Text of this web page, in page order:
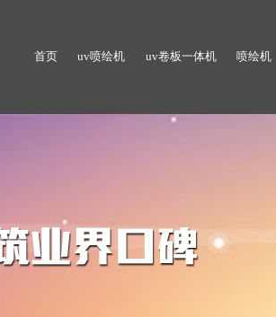
首页 uv喷绘机 uv卷板一体机 喷绘机